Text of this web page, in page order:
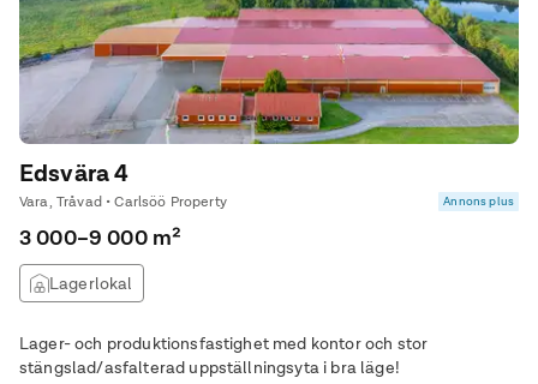
Edsvära 4
Vara, Tråvad • Carlsöö Property Annons plus
3 000–9 000 m²
Lagerlokal
Lager- och produktionsfastighet med kontor och stor
stängslad/asfalterad uppställningsyta i bra läge!